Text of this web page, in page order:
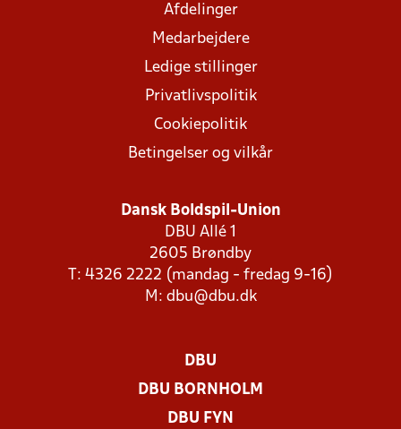
Afdelinger
Medarbejdere
Ledige stillinger
Privatlivspolitik
Cookiepolitik
Betingelser og vilkår
Dansk Boldspil-Union
DBU Allé 1
2605 Brøndby
T: 4326 2222 (mandag - fredag 9-16)
M: dbu@dbu.dk
DBU
DBU BORNHOLM
DBU FYN